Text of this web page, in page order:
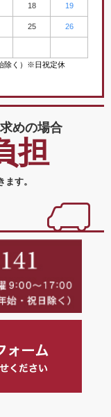
18 19
25 26
除く）※日祝定休
めの場合
担
す。